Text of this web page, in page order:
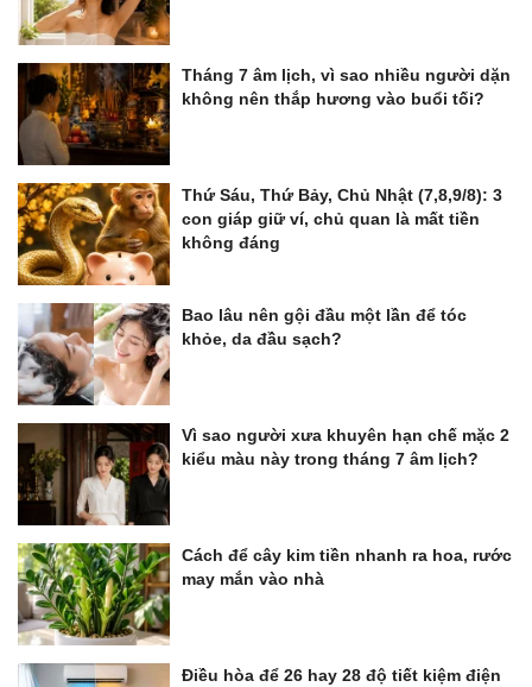
Tháng 7 âm lịch, vì sao nhiều người dặn
không nên thắp hương vào buổi tối?
Thứ Sáu, Thứ Bảy, Chủ Nhật (7,8,9/8): 3
con giáp giữ ví, chủ quan là mất tiền
không đáng
Bao lâu nên gội đầu một lần để tóc
khỏe, da đầu sạch?
Vì sao người xưa khuyên hạn chế mặc 2
kiểu màu này trong tháng 7 âm lịch?
Cách để cây kim tiền nhanh ra hoa, rước
may mắn vào nhà
Điều hòa để 26 hay 28 độ tiết kiệm điện